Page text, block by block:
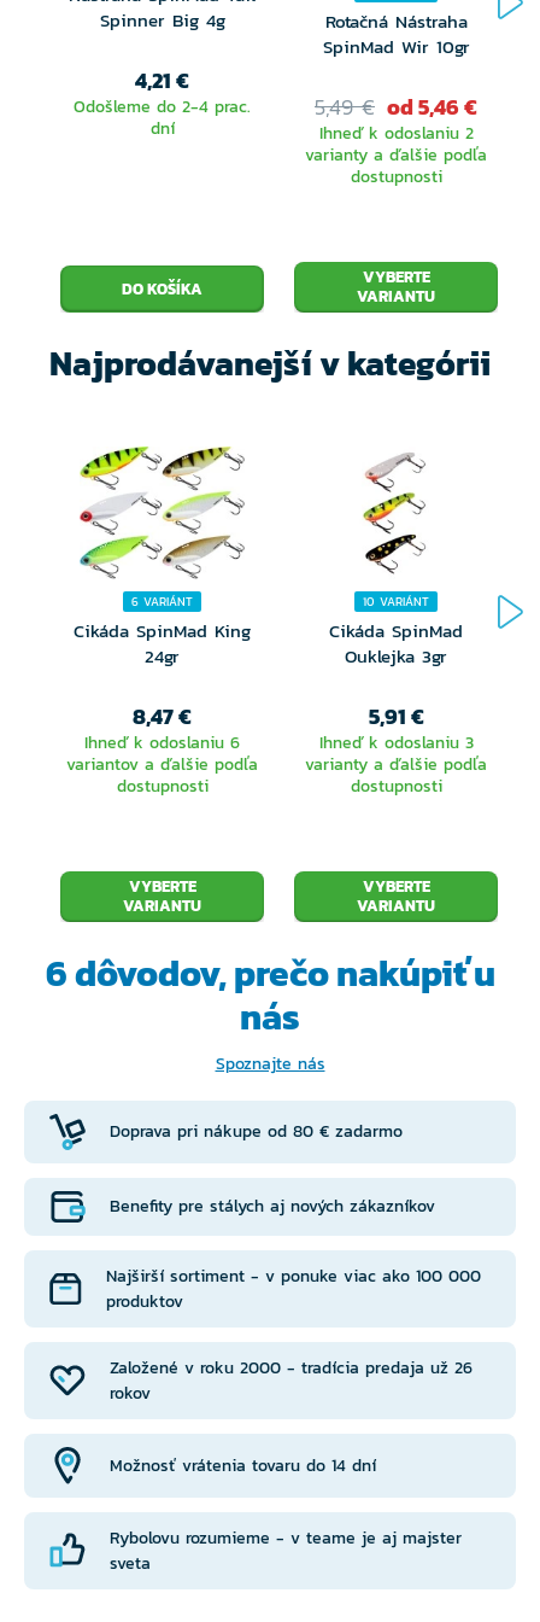
Spinner Big 4g
4,21 €
Odošleme do 2-4 prac.
dní
Rotačná Nástraha
SpinMad Wir 10gr
5,49 € od 5,46 €
Ihneď k odoslaniu 2
varianty a ďalšie podľa
dostupnosti
VYBERTE
VARIANTU
Najprodávanejší v kategórii
6 VARIÁNT
Cikáda SpinMad King
24gr
8,47 €
Ihneď k odoslaniu 6
variantov a ďalšie podľa
dostupnosti
VYBERTE
VARIANTU
10 VARIÁNT
Cikáda SpinMad
Ouklejka 3gr
5,91 €
Ihneď k odoslaniu 3
varianty a ďalšie podľa
dostupnosti
VYBERTE
VARIANTU
6 dôvodov, prečonakúpiť u
nás
Spoznajte nás
Doprava pri nákupe od 80 € zadarmo
Založené v roku 2000 - tradícia predaja už 26
rokov
Benefity pre stálych aj nových zákazníkov
Možnosť vrátenia tovaru do 14 dní
Najširší sortiment - v ponuke viac ako 100 000
produktov
Rybolovu rozumieme - v teame je aj majster
sveta